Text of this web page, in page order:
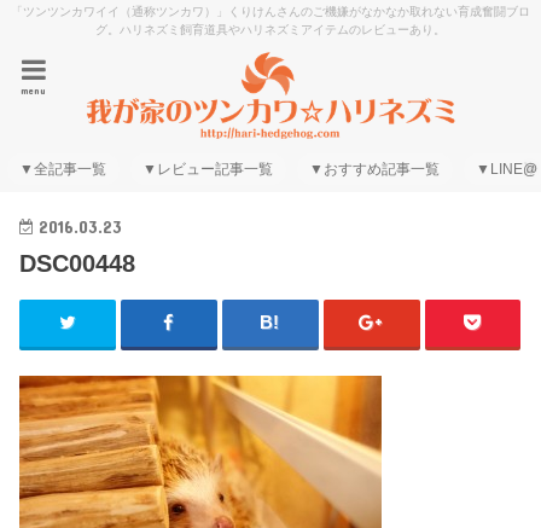
「ツンツンカワイイ（通称ツンカワ）」くりけんさんのご機嫌がなかなか取れない育成奮闘ブロ
グ。ハリネズミ飼育道具やハリネズミアイテムのレビューあり。
menu
▼全記事一覧 ▼レビュー記事一覧 ▼おすすめ記事一覧 ▼LINE@
2016.03.23
DSC00448